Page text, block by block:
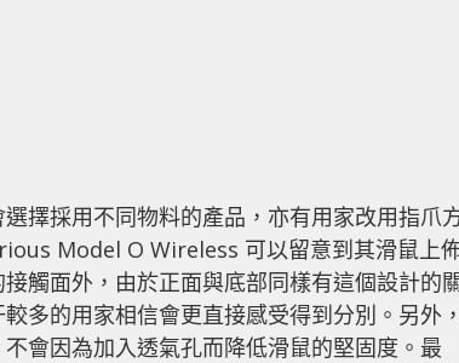
擇採用不同物料的產品，亦有用家改用指爪
Model O Wireless 可以留意到其滑鼠上
觸面外，由於正面與底部同樣有這個設計的
多的用家相信會更直接感受得到分別。另外
會因為加入透氣孔而降低滑鼠的堅固度。最